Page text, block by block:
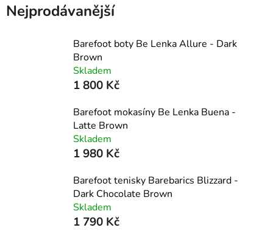
Nejprodávanější
Barefoot boty Be Lenka Allure - Dark
Brown
Skladem
1 800 Kč
Barefoot mokasíny Be Lenka Buena -
Latte Brown
Skladem
1 980 Kč
Barefoot tenisky Barebarics Blizzard -
Dark Chocolate Brown
Skladem
1 790 Kč